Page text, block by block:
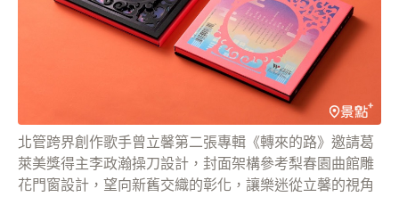
北管跨界創作歌手曾立馨第二張專輯《轉來的路》邀請葛
萊美獎得主李政瀚操刀設計，封面架構參考梨春園曲館雕
花門窗設計，望向新舊交織的彰化，讓樂迷從立馨的視角